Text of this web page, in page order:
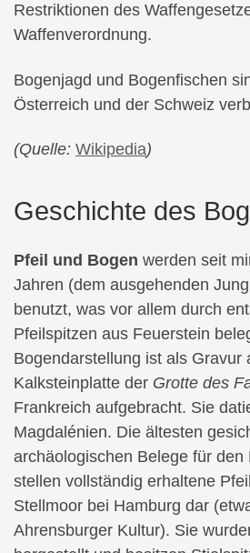
Restriktionen des
Waffenverordnung.
Bogenjagd und Bogenfischen
Österreich und der Schweiz
(Quelle: Wikipedia)
Geschichte des
Pfeil und Bogen werden seit
Jahren (dem ausgehenden
benutzt, was vor allem durch
Pfeilspitzen aus Feuerstein
Bogendarstellung ist als Gravur
Kalksteinplatte der Grotte des
Frankreich aufgebracht. Sie
Magdalénien. Die ältesten
archäologischen Belege für den
stellen vollständig erhaltene
Stellmoor bei Hamburg dar
Ahrensburger Kultur). Sie